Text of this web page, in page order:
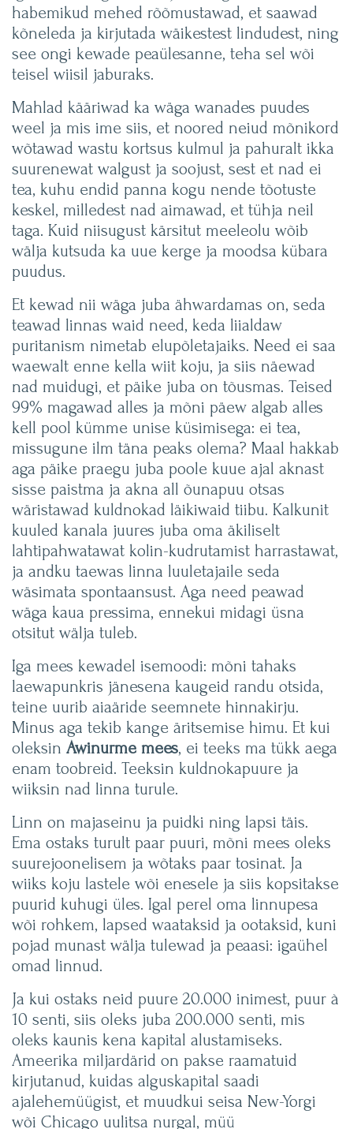
habemikud mehed rõõmustawad, et saawad
kõneleda ja kirjutada wäikestest lindudest, ning
see ongi kewade peaülesanne, teha sel wõi
teisel wiisil jaburaks.
Mahlad kääriwad ka wäga wanades puudes
weel ja mis ime siis, et noored neiud mõnikord
wõtawad wastu kortsus kulmul ja pahuralt ikka
suurenewat walgust ja soojust, sest et nad ei
tea, kuhu endid panna kogu nende tõotuste
keskel, milledest nad aimawad, et tühja neil
taga. Kuid niisugust kärsitut meeleolu wõib
wälja kutsuda ka uue kerge ja moodsa kübara
puudus.
Et kewad nii wäga juba ähwardamas on, seda
teawad linnas waid need, keda liialdaw
puritanism nimetab elupõletajaiks. Need ei saa
waewalt enne kella wiit koju, ja siis näewad
nad muidugi, et päike juba on tõusmas. Teised
99% magawad alles ja mõni päew algab alles
kell pool kümme unise küsimisega: ei tea,
missugune ilm täna peaks olema? Maal hakkab
aga päike praegu juba poole kuue ajal aknast
sisse paistma ja akna all õunapuu otsas
wäristawad kuldnokad läikiwaid tiibu. Kalkunit
kuuled kanala juures juba oma äkiliselt
lahtipahwatawat kolin-kudrutamist harrastawat,
ja andku taewas linna luuletajaile seda
wäsimata spontaansust. Aga need peawad
wäga kaua pressima, ennekui midagi üsna
otsitut wälja tuleb.
Iga mees kewadel isemoodi: mõni tahaks
laewapunkris jänesena kaugeid randu otsida,
teine uurib aiaäride seemnete hinnakirju.
Minus aga tekib kange äritsemise himu. Et kui
oleksin Awinurme mees, ei teeks ma tükk aega
enam toobreid. Teeksin kuldnokapuure ja
wiiksin nad linna turule.
Linn on majaseinu ja puidki ning lapsi täis.
Ema ostaks turult paar puuri, mõni mees oleks
suurejoonelisem ja wõtaks paar tosinat. Ja
wiiks koju lastele wõi enesele ja siis kopsitakse
puurid kuhugi üles. Igal perel oma linnupesa
wõi rohkem, lapsed waataksid ja ootaksid, kuni
pojad munast wälja tulewad ja peaasi: igaühel
omad linnud.
Ja kui ostaks neid puure 20.000 inimest, puur à
10 senti, siis oleks juba 200.000 senti, mis
oleks kaunis kena kapital alustamiseks.
Ameerika miljardärid on pakse raamatuid
kirjutanud, kuidas alguskapital saadi
ajalehemüügist, et muudkui seisa New-Yorgi
wõi Chicago uulitsa nurgal, müü